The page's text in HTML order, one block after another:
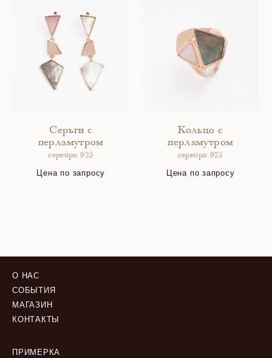
Серьги с
перламутром
серебро 925
Цена по запросу
Кольцо с
перламутром
серебро 925
Цена по запросу
О НАС
СОБЫТИЯ
МАГАЗИН
КОНТАКТЫ
ПРИМЕРКА